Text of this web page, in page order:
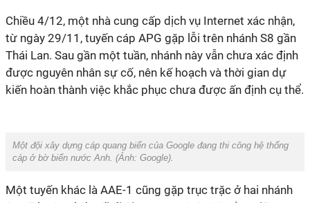
Chiều 4/12, một nhà cung cấp dịch vụ Internet xác nhận,
từ ngày 29/11, tuyến cáp APG gặp lỗi trên nhánh S8 gần
Thái Lan. Sau gần một tuần, nhánh này vẫn chưa xác định
được nguyên nhân sự cố, nên kế hoạch và thời gian dự
kiến hoàn thành việc khắc phục chưa được ấn định cụ thể.
Một đội xây dựng cáp quang biển của Google đang thi công hệ thống
cáp ở bờ biển nước Anh. (Ảnh: Google).
Một tuyến khác là AAE-1 cũng gặp trục trặc ở hai nhánh